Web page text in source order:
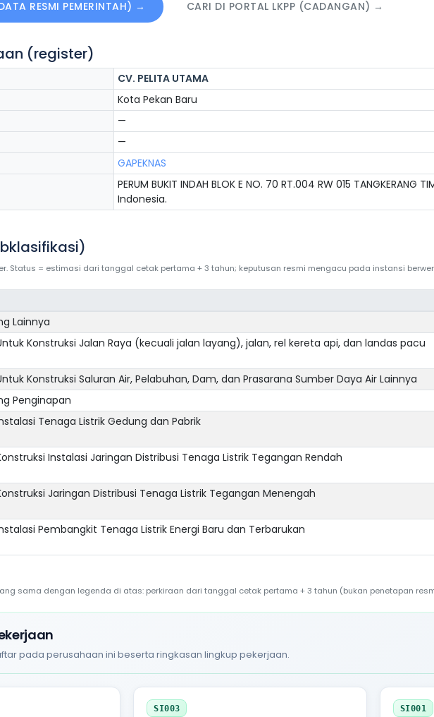
RESMI PEMERINTAH) → CARI DI PORTAL LKPP (CADANGAN) →
(register)
CV. PELITA UTAMA
Kota Pekan Baru
—
—
GAPEKNAS
PERUM BUKIT INDAH BLOK E NO. 70 RT.004 RW 015 TANGKERANG
Indonesia.
Status = estimasi dari tanggal cetak pertama + 3 tahun; keputusan resmi mengacu pada instansi
Lainnya
Konstruksi Jalan Raya (kecuali jalan layang), jalan, rel kereta api, dan landas pacu
Konstruksi Saluran Air, Pelabuhan, Dam, dan Prasarana Sumber Daya Air Lainnya
Penginapan
Tenaga Listrik Gedung dan Pabrik
Instalasi Jaringan Distribusi Tenaga Listrik Tegangan Rendah
Jaringan Distribusi Tenaga Listrik Tegangan Menengah
Pembangkit Tenaga Listrik Energi Baru dan Terbarukan
sama dengan legenda di atas: perkiraan dari tanggal cetak pertama + 3 tahun (bukan penetapan
pada perusahaan ini beserta ringkasan lingkup pekerjaan.
SI003 SI001